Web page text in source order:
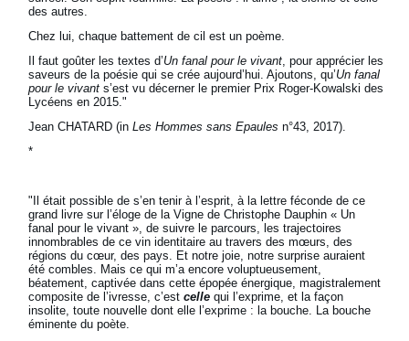
des autres.
Chez lui, chaque battement de cil est un poème.
Il faut goûter les textes d’Un fanal pour le vivant, pour apprécier les
saveurs de la poésie qui se crée aujourd’hui. Ajoutons, qu’Un fanal
pour le vivants’est vu décerner le premier Prix Roger-Kowalski des
Lycéens en 2015."
Jean CHATARD (inLes Hommes sans Epaules n°43, 2017).
*
"Il était possible de s’en tenir à l’esprit, à la lettre féconde de ce
grand livre sur l’éloge de la Vigne de Christophe Dauphin « Un
fanal pour le vivant », de suivre le parcours, les trajectoires
innombrables de ce vin identitaire au travers des mœurs, des
régions du cœur, des pays. Et notre joie, notre surprise auraient
été combles. Mais ce qui m’a encore voluptueusement,
béatement, captivée dans cette épopée énergique, magistralement
composite de l’ivresse, c’estcelle qui l’exprime, et la façon
insolite, toute nouvelle dont elle l’exprime : la bouche. La bouche
éminente du poète.